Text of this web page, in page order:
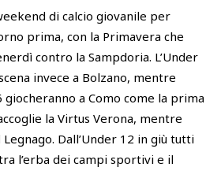
Cattedra Universidad Europea
Esports
di calcio giovanile per
prima, con la Primavera che
contro la Sampdoria. L’Under
invece a Bolzano, mentre
a Como come la prima
la Virtus Verona, mentre
Dall’Under 12 in giù tutti
l’erba dei campi sportivi e il